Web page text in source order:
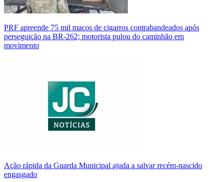
PRF apreende 75 mil maços de cigarros contrabandeados após
perseguição na BR-262; motorista pulou do caminhão em
movimento
Ação rápida da Guarda Municipal ajuda a salvar recém-nascido
engasgado